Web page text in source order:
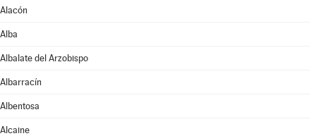
Alacón
Alba
Albalate del Arzobispo
Albarracín
Albentosa
Alcaine